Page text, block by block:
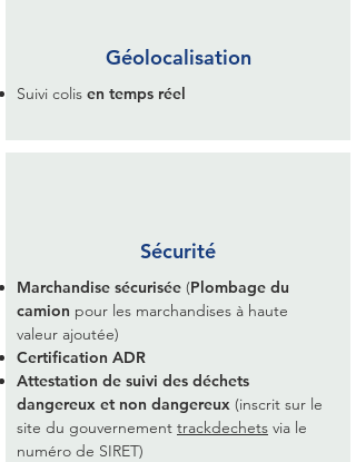
Géolocalisation
Suivi colis en temps réel
Sécurité
Marchandise sécurisée (Plombage du
camion pour les marchandises à haute
valeur ajoutée)
Certification ADR
Attestation de suivi des déchets
dangereux et non dangereux (inscrit sur le
site du gouvernement trackdechets via le
numéro de SIRET)